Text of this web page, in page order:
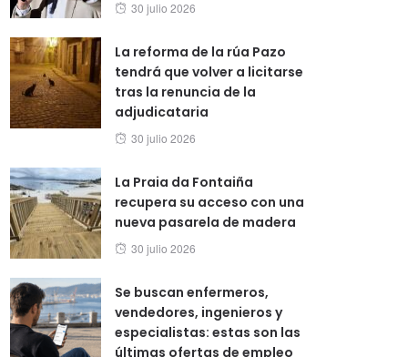
Posted
30 julio 2026
La reforma de la rúa Pazo
tendrá que volver a licitarse
tras la renuncia de la
adjudicataria
Posted
30 julio 2026
La Praia da Fontaiña
recupera su acceso con una
nueva pasarela de madera
Posted
30 julio 2026
Se buscan enfermeros,
vendedores, ingenieros y
especialistas: estas son las
últimas ofertas de empleo